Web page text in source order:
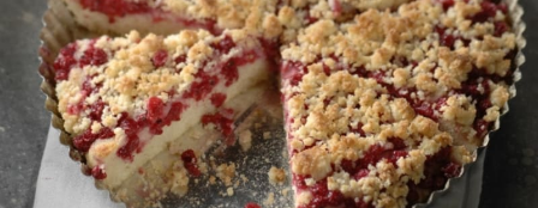
Články
TV Program
Škola vaření
Recepty z TV